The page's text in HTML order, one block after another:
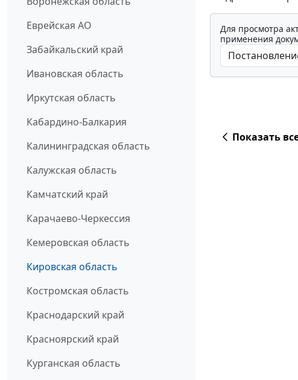
Еврейская АО
Забайкальский край
Ивановская область
Иркутская область
Кабардино-Балкария
Калининградская область
Калужская область
Камчатский край
Карачаево-Черкессия
Кемеровская область
Кировская область
Костромская область
Краснодарский край
Красноярский край
Курганская область
Для просмотра
применения
Показать